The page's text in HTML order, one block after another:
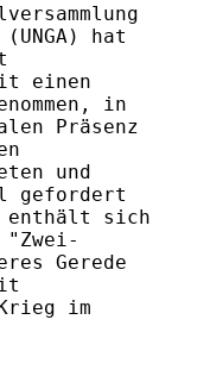
hat
einen
in
Präsenz
und
gefordert
enthält sich
Gerede
im